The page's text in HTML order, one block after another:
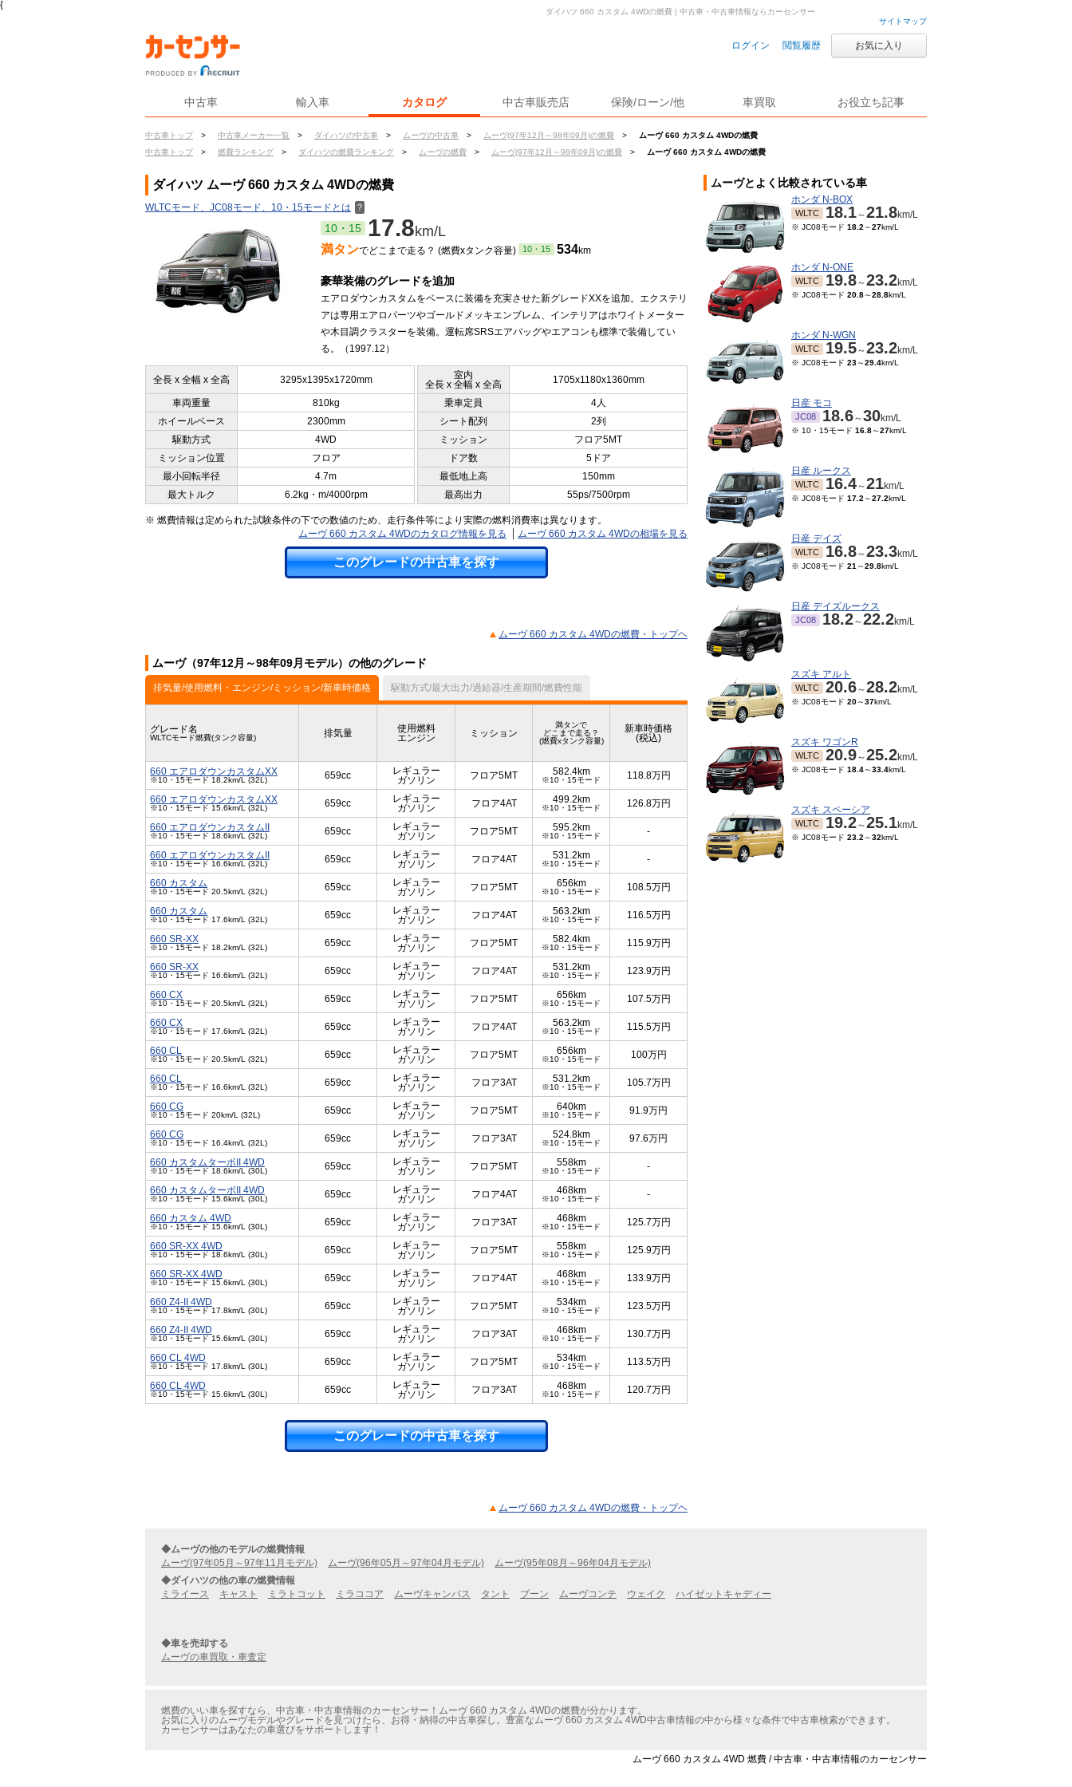
{
サイトマップ
ログイン 閲覧履歴 お気に入り
中古車 輸入車 カタログ 中古車販売店 保険/ローン/他 車買取 お役立ち記事
中古車トップ > 中古車メーカー一覧 > ダイハツの中古車 > ムーヴの中古車 > ムーヴ(97年12月～98年09月)の燃費 >
ムーヴ 660 カスタム 4WDの燃費
中古車トップ
> 燃費ランキング > ダイハツの燃費ランキング > ムーヴの燃費 > ムーヴ(97年12月～98年09月)の燃費 > ムーヴ 660 カスタム 4WDの燃費
ダイハツ 660 カスタム 4WDの燃費 | 中古車・中古車情報ならカーセンサー
ダイハツ ムーヴ 660 カスタム 4WDの燃費
WLTCモード、JC08モード、10・15モードとは ？
10・15 17.8km/L
満タンでどこまで走る？ (燃費xタンク容量) 10・15 534km
豪華装備のグレードを追加
エアロダウンカスタムをベースに装備を充実させた新グレードXXを追加。エクステリ
アは専用エアロパーツやゴールドメッキエンブレム、インテリアはホワイトメーター
や木目調クラスターを装備。運転席SRSエアバッグやエアコンも標準で装備してい
る。（1997.12）
全長 x 全幅 x 全高 3295x1395x1720mm
室内
全長 x 全幅 x 全高
1705x1180x1360mm
車両重量 810kg 乗車定員
4人
ホイールベース
2300mm シート配列
2列
駆動方式
4WD ミッション
フロア5MT
ミッション位置
フロア ドア数
5ドア
最小回転半径
4.7m 最低地上高
150mm
最大トルク
6.2kg・m/4000rpm 最高出力 55ps/7500rpm
※ 燃費情報は定められた試験条件の下での数値のため、走行条件等により実際の燃料消費率は異なります。
ムーヴ 660 カスタム 4WDのカタログ情報を見る
ムーヴ 660 カスタム 4WDの相場を見る
このグレードの中古車を探す
ムーヴ 660 カスタム 4WDの燃費・トップヘ
ムーヴ（97年12月～98年09月モデル）の他のグレード
排気量/使用燃料・エンジン/ミッション/新車時価格 駆動方式/最大出力/過給器/生産期間/燃費性能
グレード名
WLTCモード燃費(タンク容量) 排気量
使用燃料
エンジン
ミッション
満タンで
どこまで走る？
(燃費xタンク容量)
新車時価格
(税込)
660 エアロダウンカスタムXX
※10・15モード 18.2km/L (32L) 659cc
レギュラー
ガソリン
フロア5MT 582.4km
※10・15モード 118.8万円
660 エアロダウンカスタムXX
※10・15モード 15.6km/L (32L) 659cc
レギュラー
ガソリン
フロア4AT 499.2km
※10・15モード 126.8万円
660 エアロダウンカスタムII
※10・15モード 18.6km/L (32L) 659cc
レギュラー
ガソリン
フロア5MT 595.2km
※10・15モード -
660 エアロダウンカスタムII
※10・15モード 16.6km/L (32L) 659cc
レギュラー
ガソリン
フロア4AT 531.2km
※10・15モード -
660 カスタム
※10・15モード 20.5km/L (32L) 659cc
レギュラー
ガソリン
フロア5MT 656km
※10・15モード 108.5万円
660 カスタム
※10・15モード 17.6km/L (32L) 659cc
レギュラー
ガソリン
フロア4AT 563.2km
※10・15モード 116.5万円
660 SR-XX
※10・15モード 18.2km/L (32L) 659cc
レギュラー
ガソリン
フロア5MT 582.4km
※10・15モード 115.9万円
660 SR-XX
※10・15モード 16.6km/L (32L) 659cc
レギュラー
ガソリン
フロア4AT 531.2km
※10・15モード 123.9万円
660 CX
※10・15モード 20.5km/L (32L) 659cc
レギュラー
ガソリン
フロア5MT 656km
※10・15モード 107.5万円
660 CX
※10・15モード 17.6km/L (32L) 659cc
レギュラー
ガソリン
フロア4AT 563.2km
※10・15モード 115.5万円
660 CL
※10・15モード 20.5km/L (32L) 659cc
レギュラー
ガソリン
フロア5MT 656km
※10・15モード 100万円
660 CL
※10・15モード 16.6km/L (32L) 659cc
レギュラー
ガソリン
フロア3AT 531.2km
※10・15モード 105.7万円
660 CG
※10・15モード 20km/L (32L) 659cc
レギュラー
ガソリン
フロア5MT 640km
※10・15モード 91.9万円
660 CG
※10・15モード 16.4km/L (32L) 659cc
レギュラー
ガソリン
フロア3AT 524.8km
※10・15モード 97.6万円
660 カスタムターボII 4WD
※10・15モード 18.6km/L (30L) 659cc
レギュラー
ガソリン
フロア5MT 558km
※10・15モード -
660 カスタムターボII 4WD
※10・15モード 15.6km/L (30L) 659cc
レギュラー
ガソリン
フロア4AT 468km
※10・15モード -
660 カスタム 4WD
※10・15モード 15.6km/L (30L) 659cc
レギュラー
ガソリン
フロア3AT 468km
※10・15モード 125.7万円
660 SR-XX 4WD
※10・15モード 18.6km/L (30L) 659cc
レギュラー
ガソリン
フロア5MT 558km
※10・15モード 125.9万円
660 SR-XX 4WD
※10・15モード 15.6km/L (30L) 659cc
レギュラー
ガソリン
フロア4AT 468km
※10・15モード 133.9万円
660 Z4-II 4WD
※10・15モード 17.8km/L (30L) 659cc
レギュラー
ガソリン
フロア5MT 534km
※10・15モード 123.5万円
660 Z4-II 4WD
※10・15モード 15.6km/L (30L) 659cc
レギュラー
ガソリン
フロア3AT 468km
※10・15モード 130.7万円
660 CL 4WD
※10・15モード 17.8km/L (30L) 659cc
レギュラー
ガソリン
フロア5MT 534km
※10・15モード 113.5万円
660 CL 4WD
※10・15モード 15.6km/L (30L) 659cc
レギュラー
ガソリン
フロア3AT 468km
※10・15モード 120.7万円
このグレードの中古車を探す
ムーヴ 660 カスタム 4WDの燃費・トップヘ
ムーヴとよく比較されている車
ホンダ N-BOX
WLTC 18.1～21.8km/L
※ JC08モード 18.2 ～27km/L
ホンダ N-ONE
WLTC 19.8～23.2km/L
※ JC08モード 20.8～28.8km/L
ホンダ N-WGN
WLTC 19.5～23.2km/L
※ JC08モード 23～29.4km/L
日産 モコ
JC08 18.6～30km/L
※ 10・15モード 16.8～27km/L
日産 ルークス
WLTC 16.4～21km/L
※ JC08モード 17.2 ～27.2km/L
日産 デイズ
WLTC 16.8～23.3km/L
※ JC08モード 21 ～29.8km/L
日産 デイズルークス
JC08 18.2～22.2km/L
スズキ アルト
WLTC 20.6～28.2km/L
※ JC08モード 20～37km/L
スズキ ワゴンR
WLTC 20.9～25.2km/L
※ JC08モード 18.4～33.4km/L
スズキ スペーシア
WLTC 19.2～25.1km/L
※ JC08モード 23.2 ～32km/L
◆ムーヴの他のモデルの燃費情報
ムーヴ(97年05月～97年11月モデル)
ムーヴ(96年05月～97年04月モデル)
ムーヴ(95年08月～96年04月モデル)
◆ダイハツの他の車の燃費情報
ミライース
キャスト ミラトコット ミラココア ムーヴキャンバス タント ブーン ムーヴコンテ ウェイク ハイゼットキャディー
◆車を売却する
ムーヴの車買取・車査定
燃費のいい車を探すなら、中古車・中古車情報のカーセンサー！ムーヴ 660 カスタム 4WDの燃費が分かります。
お気に入りのムーヴモデルやグレードを見つけたら、お得・納得の中古車探し。豊富なムーヴ 660 カスタム 4WD中古車情報の中から様々な条件で中古車検索ができます。
カーセンサーはあなたの車選びをサポートします！
ムーヴ 660 カスタム 4WD 燃費 / 中古車・中古車情報のカーセンサー